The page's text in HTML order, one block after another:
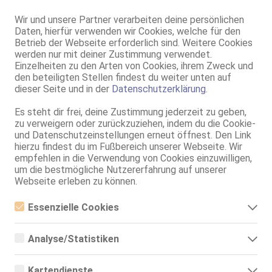
Wir und unsere Partner verarbeiten deine persönlichen
Daten, hierfür verwenden wir Cookies, welche für den
Betrieb der Webseite erforderlich sind. Weitere Cookies
werden nur mit deiner Zustimmung verwendet.
Einzelheiten zu den Arten von Cookies, ihrem Zweck und
den beteiligten Stellen findest du weiter unten auf
dieser Seite und in der Datenschutzerklärung.
Es steht dir frei, deine Zustimmung jederzeit zu geben,
zu verweigern oder zurückzuziehen, indem du die Cookie-
und Datenschutzeinstellungen erneut öffnest. Den Link
hierzu findest du im Fußbereich unserer Webseite. Wir
empfehlen in die Verwendung von Cookies einzuwilligen,
um die bestmögliche Nutzererfahrung auf unserer
Webseite erleben zu können.
Essenzielle Cookies
Essenzielle Cookies sind alle notwendigen Cookies, die für den
ermöglicht werden. Die Webseite kann ohne diese Cookies nicht
Analyse/Statistiken
Analyse- bzw. Statistikcookies sind Cookies, die der Analyse der
69, DT, NSa, Franz b. Ihr, BV, Schmu., Kuscheln, Körperküs.
Schweinfurt
ZK, 69, GF6, NSa, Franz b. Ihr, BV, MFF
Schweinfurt
Flavia
21 Jahre, 85C, KF 38/40, 1.65m, total rasiert, osteuropäisch
69, GF6, DT, NSa, Franz b. Ihr, Schmu., Kuscheln, Körperküs.
Schweinfurt
Schweinfurt